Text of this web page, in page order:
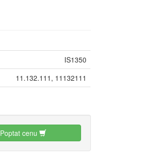
IS1350
11.132.111, 11132111
Poptat cenu